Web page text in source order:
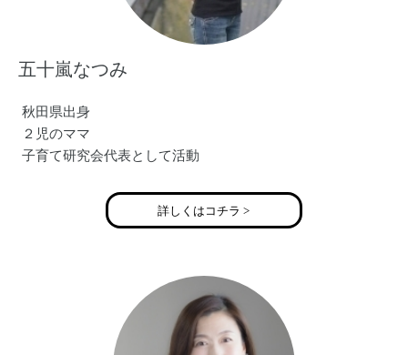
五十嵐なつみ
秋田県出身
２児のママ
子育て研究会代表として活動
詳しくはコチラ >